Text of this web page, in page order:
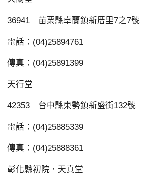
36941 苗栗縣卓蘭鎮新厝里7之7號
電話：(04)25894761
傳真：(04)25891399
天行堂
42353 台中縣東勢鎮新盛街132號
電話：(04)25885339
傳真：(04)25888361
彰化縣初院．天真堂